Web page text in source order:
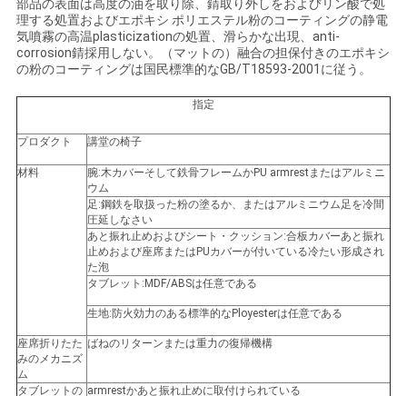
引
用
を
要
求
地
部品の表面は高度の油を取り除、錆取り外しをおよびリン酸で処
理する処置およびエポキシ ポリエステル粉のコーティングの静電
気噴霧の高温plasticizationの処置、滑らかな出現、anti-
corrosion錆採用しない。（マットの）融合の担保付きのエポキシ
の粉のコーティングは国民標準的なGB/T18593-2001に従う。
指定
プロダクト 講堂の椅子
材料
腕:木カバーそして鉄骨フレームかPU armrestまたはアルミニ
ウム
足:鋼鉄を取扱った粉の塗るか、またはアルミニウム足を冷間
圧延しなさい
あと振れ止めおよびシート・クッション:合板カバーあと振れ
止めおよび座席またはPUカバーが付いている冷たい形成され
た泡
タブレット:MDF/ABSは任意である
生地:防火効力のある標準的なPloyesterは任意である
座席折りたた
みのメカニズ
ム
ばねのリターンまたは重力の復帰機構
タブレットの armrestかあと振れ止めに取付けられている